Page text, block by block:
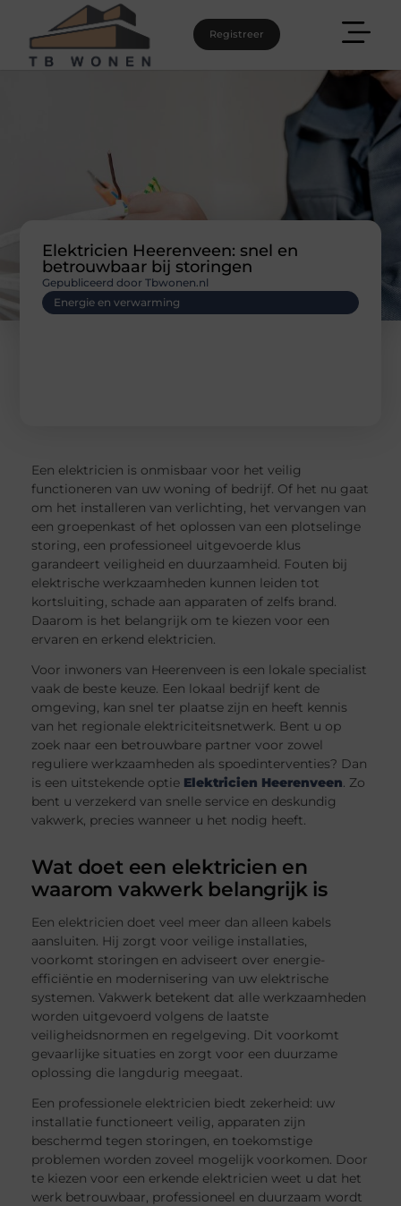
Registreer
Elektricien Heerenveen: snel en
betrouwbaar bij storingen
Energie en verwarming
Gepubliceerd door Tbwonen.nl
Een elektricien is onmisbaar voor het veilig
functioneren van uw woning of bedrijf. Of het nu gaat
om het installeren van verlichting, het vervangen van
een groepenkast of het oplossen van een plotselinge
storing, een professioneel uitgevoerde klus
garandeert veiligheid en duurzaamheid. Fouten bij
elektrische werkzaamheden kunnen leiden tot
kortsluiting, schade aan apparaten of zelfs brand.
Daarom is het belangrijk om te kiezen voor een
ervaren en erkend elektricien.
Voor inwoners van Heerenveen is een lokale specialist
vaak de beste keuze. Een lokaal bedrijf kent de
omgeving, kan snel ter plaatse zijn en heeft kennis
van het regionale elektriciteitsnetwerk. Bent u op
zoek naar een betrouwbare partner voor zowel
reguliere werkzaamheden als spoedinterventies? Dan
is een uitstekende optie Elektricien Heerenveen. Zo
bent u verzekerd van snelle service en deskundig
vakwerk, precies wanneer u het nodig heeft.
Wat doet een elektricien en
waarom vakwerk belangrijk is
Een elektricien doet veel meer dan alleen kabels
aansluiten. Hij zorgt voor veilige installaties,
voorkomt storingen en adviseert over energie-
efficiëntie en modernisering van uw elektrische
systemen. Vakwerk betekent dat alle werkzaamheden
worden uitgevoerd volgens de laatste
veiligheidsnormen en regelgeving. Dit voorkomt
gevaarlijke situaties en zorgt voor een duurzame
oplossing die langdurig meegaat.
Een professionele elektricien biedt zekerheid: uw
installatie functioneert veilig, apparaten zijn
beschermd tegen storingen, en toekomstige
problemen worden zoveel mogelijk voorkomen. Door
te kiezen voor een erkende elektricien weet u dat het
werk betrouwbaar, professioneel en duurzaam wordt